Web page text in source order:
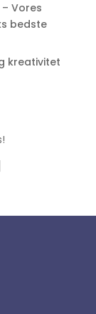
Vores
bedste
kreativitet